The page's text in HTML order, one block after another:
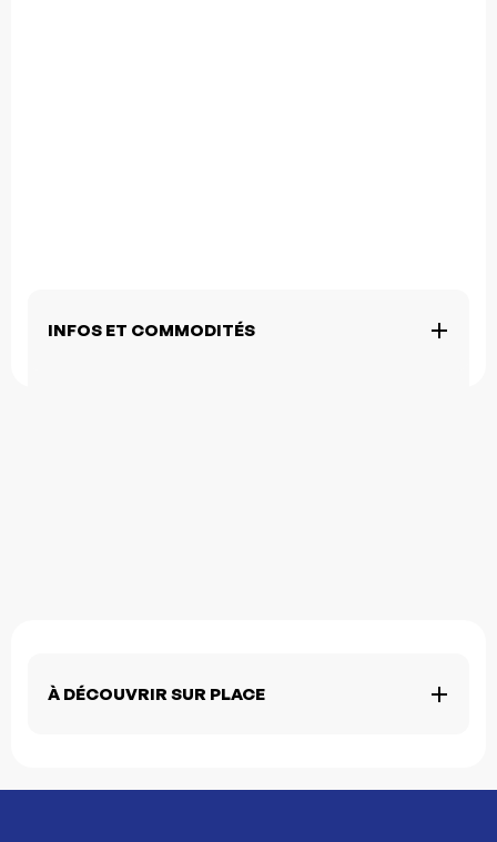
INFOS ET COMMODITÉS
À DÉCOUVRIR SUR PLACE